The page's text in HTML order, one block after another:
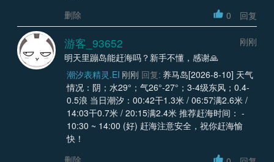
删除
0 回复
游客_93652
刚刚
明天里蹦岛能赶海吗？新手不懂，感谢🙏
潮汐表精灵.EI 刚刚 回复: 养马岛[2026-8-10] 天气
情况：阴；水29°；气26°-27°；3-4级东风；0.4-
0.5浪 当日潮汐：00:42干1.3米 / 06:57满2.6米 /
14:03干0.7米 / 20:15满2.4米 推荐赶海时间： -
10:30 ~ 14:00 (好) 赶海注意安全，祝你赶海愉
快！